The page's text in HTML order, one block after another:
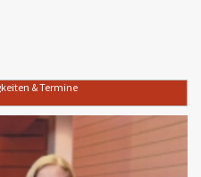
& Termine